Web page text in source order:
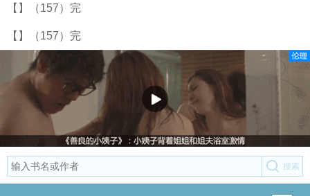
【】（157）完
【】（157）完